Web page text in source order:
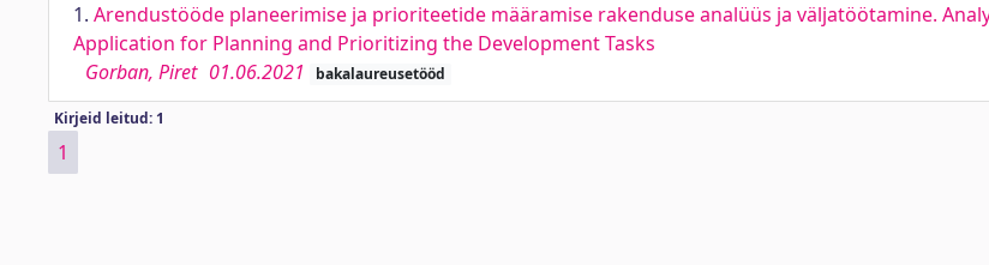
1. Arendustööde planeerimise ja prioriteetide määramise rakenduse analüüs ja väljatöötamine.
Application for Planning and Prioritizing the Development Tasks
Gorban, Piret 01.06.2021 bakalaureusetööd
Kirjeid leitud: 1
1